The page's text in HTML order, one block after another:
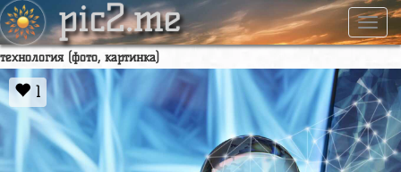
pic2.me
технология (фото, картинка)
1